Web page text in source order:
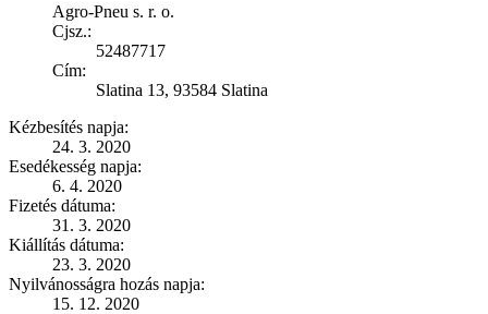
Agro-Pneu s. r. o.
Cjsz.:
52487717
Cím:
Slatina 13, 93584 Slatina
Kézbesítés napja:
24. 3. 2020
Esedékesség napja:
6. 4. 2020
Fizetés dátuma:
31. 3. 2020
Kiállítás dátuma:
23. 3. 2020
Nyilvánosságra hozás napja:
15. 12. 2020